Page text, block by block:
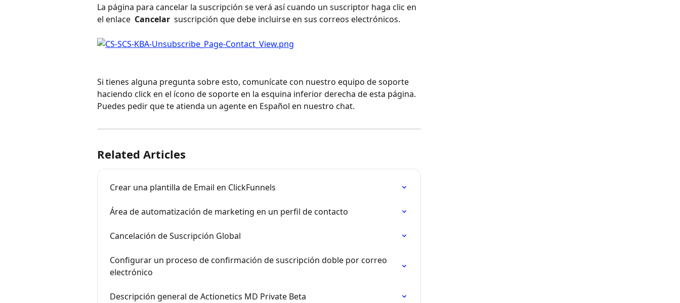
La página para cancelar la suscripción se verá así cuando un suscriptor haga clic en
el enlace Cancelar suscripción que debe incluirse en sus correos electrónicos.
Si tienes alguna pregunta sobre esto, comunícate con nuestro equipo de soporte
haciendo click en el ícono de soporte en la esquina inferior derecha de esta página.
Puedes pedir que te atienda un agente en Español en nuestro chat.
Related Articles
Crear una plantilla de Email en ClickFunnels
Área de automatización de marketing en un perfil de contacto
Cancelación de Suscripción Global
Configurar un proceso de confirmación de suscripción doble por correo
electrónico
Descripción general de Actionetics MD Private Beta